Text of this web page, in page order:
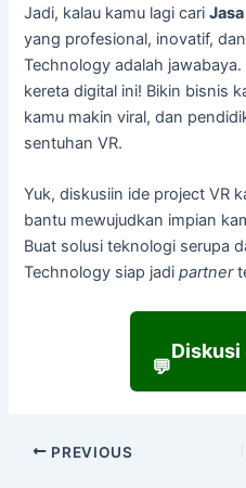
Jadi, kalau kamu lagi cari
yang profesional, inovatif,
Technology adalah
kereta digital ini! Bikin bisnis
kamu makin viral, dan
sentuhan VR.
Yuk, diskusiin ide project VR
bantu mewujudkan impian
Buat solusi teknologi serupa
Technology siap jadipartner
💬
Diskusi
PREVIOUS